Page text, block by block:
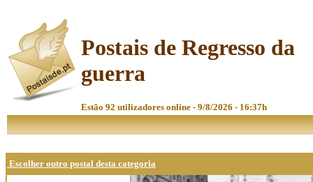
Postais de Regresso da
guerra
Estão 92 utilizadores online - 9/8/2026 - 16:37h
Escolher outro postal desta categoria